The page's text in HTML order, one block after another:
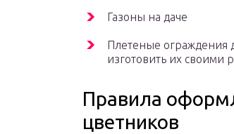
Газоны на даче
Плетеные ограждения
изготовить их своими
Правила
цветников